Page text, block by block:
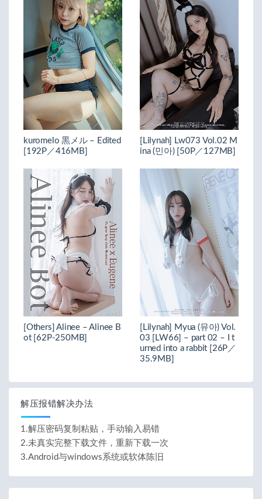
kuromelo 黒メル – Edited
[192P／416MB]
[Lilynah] Lw073 Vol.02 M
ina (민아) [50P／127MB]
[Others] Alinee – Alinee B
ot [62P-250MB]
[Lilynah] Myua (뮤아) Vol.
03 [LW66] – part 02 – I t
urned into a rabbit [26P／
35.9MB]
解压报错解决办法
1.解压密码复制粘贴，手动输入易错
2.未真实完整下载文件，重新下载一次
3.Android与windows系统或软体陈旧